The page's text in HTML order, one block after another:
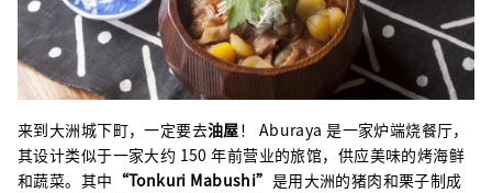
来到大洲城下町，一定要去油屋！ Aburaya 是一家炉端烧餐厅，
其设计类似于一家大约 150 年前营业的旅馆，供应美味的烤海鲜
和蔬菜。其中 “Tonkuri Mabushi” 是用大洲的猪肉和栗子制成